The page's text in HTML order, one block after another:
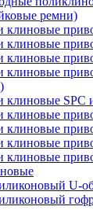
ремни)
клиновые
клиновые
клиновые
клиновые
клиновые SPC
клиновые
клиновые
клиновые
клиновые
U-